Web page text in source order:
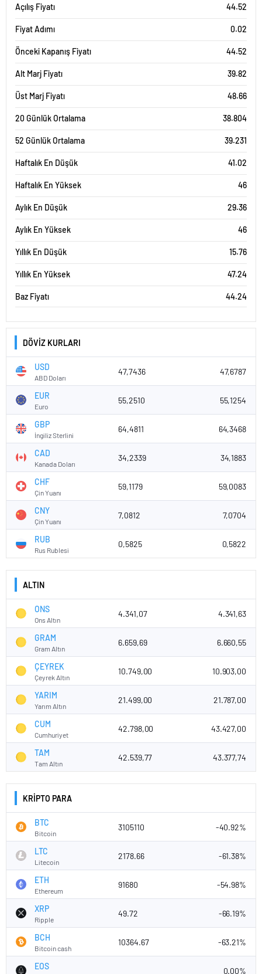
Açılış Fiyatı 44.52
Fiyat Adımı 0.02
Önceki Kapanış Fiyatı 44.52
Alt Marj Fiyatı 39.82
Üst Marj Fiyatı 48.66
20 Günlük Ortalama 38.804
52 Günlük Ortalama 39.231
Haftalık En Düşük 41.02
Haftalık En Yüksek 46
Aylık En Düşük 29.36
Aylık En Yüksek 46
Yıllık En Düşük 15.76
Yıllık En Yüksek 47.24
Baz Fiyatı 44.24
DÖVİZ KURLARI
USD
ABD Doları
47,7436 47,6787
EUR
Euro
55,2510 55,1254
GBP
İngiliz Sterlini
64,4811 64,3468
CAD
Kanada Doları
34,2339 34,1883
CHF
Çin Yuanı
59,1179 59,0083
CNY
Çin Yuanı
7,0812 7,0704
RUB
Rus Rublesi
0,5825 0,5822
ALTIN
ONS
Ons Altın
4.341,07 4.341,63
GRAM
Gram Altın
6.659,69 6.660,55
ÇEYREK
Çeyrek Altın
10.749,00 10.903,00
YARIM
Yarım Altın
21.499,00 21.787,00
CUM
Cumhuriyet
42.798,00 43.427,00
TAM
Tam Altın
42.539,77 43.377,74
KRİPTO PARA
BTC
Bitcoin
3105110 -40.92%
LTC
Litecoin
2178.66 -61.38%
ETH
Ethereum
91680 -54.98%
XRP
Ripple
49.72 -66.19%
BCH
Bitcoin cash
10364.67 -63.21%
EOS 0.00%